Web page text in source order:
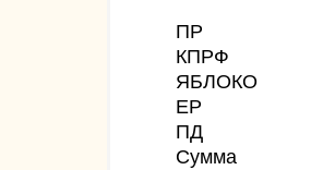
ПР
КПРФ
ЯБЛОКО
ЕР
ПД
Сумма